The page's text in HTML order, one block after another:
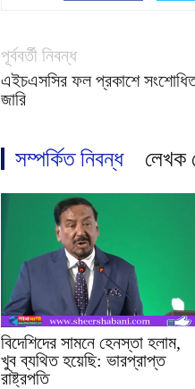
পূর্ববর্তী নিবন্ধ
এইচএসসির ফল প্রকাশে
জারি
সম্পর্কিত নিবন্ধ লেখক
বিদেশিদের সামনে হেনস্তা হলাম,
খুব ব্যথিত হয়েছি: ভারপ্রাপ্ত
রাষ্ট্রপতি